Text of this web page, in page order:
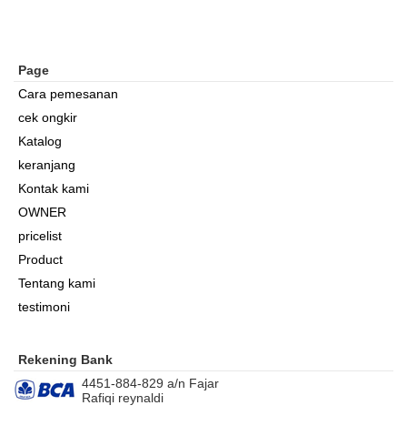
Page
Cara pemesanan
cek ongkir
Katalog
keranjang
Kontak kami
OWNER
pricelist
Product
Tentang kami
testimoni
Rekening Bank
4451-884-829 a/n Fajar
Rafiqi reynaldi